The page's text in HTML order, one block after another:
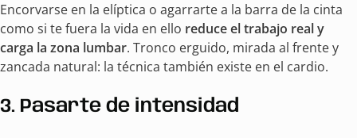
Encorvarse en la elíptica o agarrarte a la barra de la cinta
como si te fuera la vida en ello reduce el trabajo real y
carga la zona lumbar. Tronco erguido, mirada al frente y
zancada natural: la técnica también existe en el cardio.
3. Pasarte de intensidad